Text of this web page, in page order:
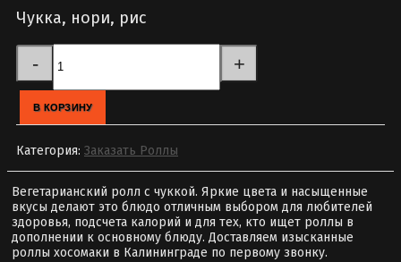
Чукка, нори, рис
Quantity
В КОРЗИНУ
Категория: Заказать Роллы
Вегетарианский ролл с чуккой. Яркие цвета и насыщенные
вкусы делают это блюдо отличным выбором для любителей
здоровья, подсчета калорий и для тех, кто ищет роллы в
дополнении к основному блюду. Доставляем изысканные
роллы хосомаки в Калининграде по первому звонку.